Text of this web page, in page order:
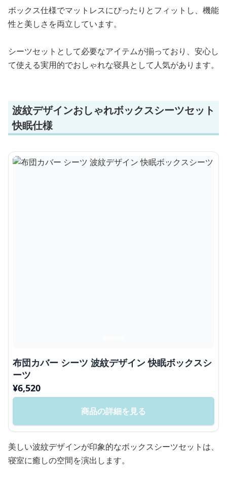
ボックス仕様でマットレスにぴったりとフィットし、機能
性と美しさを両立しています。
シーツセットとして必要なアイテムが揃っており、安心し
て使える実用的でおしゃれな寝具として人気があります。
波紋デザインおしゃれボックスシーツセット
快眠仕様
布団カバー シーツ 波紋デザイン 快眠ボックスシ
ーツ
¥6,520
商品の詳細を見る
美しい波紋デザインが印象的なボックスシーツセットは、
寝室に癒しの空間を演出します。